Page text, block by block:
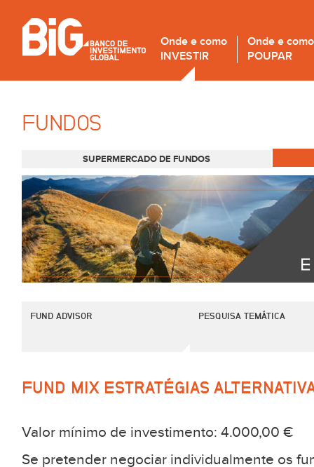
Onde e como
INVESTIR
Onde e como
POUPAR
FUNDOS
SUPERMERCADO DE FUNDOS
FUND ADVISOR PESQUISA TEMÁTICA
FUND MIX ESTRATÉGIAS
Valor mínimo de investimento: 4.000,00 €
Se pretender negociar individualmente os